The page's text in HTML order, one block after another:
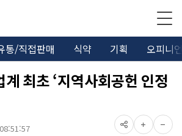
통/직접판매 식약 기획 오피니
최초 ‘지역사회공헌 인정